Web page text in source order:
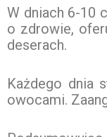
W dniach 6-10
o zdrowie,
deserach.
Każdego dnia
owocami.